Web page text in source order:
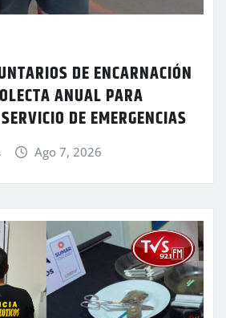
DE ENCARNACIÓN
ANUAL PARA
DE EMERGENCIAS
Ago 7, 2026